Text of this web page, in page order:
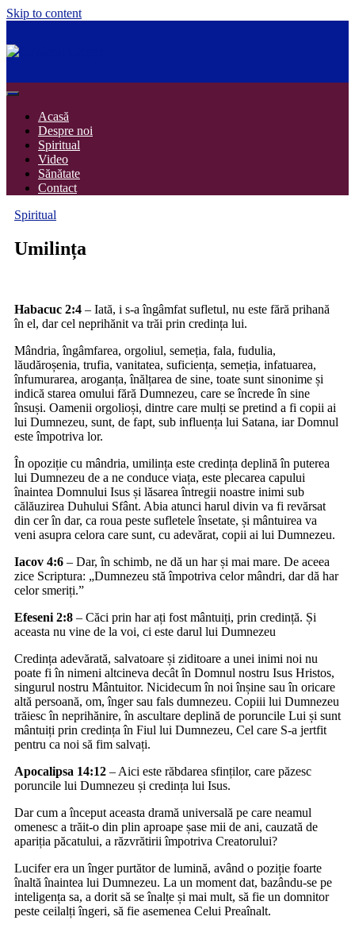
Skip to content
Acasă
Despre noi
Spiritual
Video
Sănătate
Contact
Spiritual
Umilința
Habacuc 2:4 – Iată, i s-a îngâmfat sufletul, nu este fără prihană
în el, dar cel neprihănit va trăi prin credința lui.
Mândria, îngâmfarea, orgoliul, semeția, fala, fudulia,
lăudăroșenia, trufia, vanitatea, suficiența, semeția, infatuarea,
înfumurarea, aroganța, înălțarea de sine, toate sunt sinonime și
indică starea omului fără Dumnezeu, care se încrede în sine
însuși. Oamenii orgolioși, dintre care mulți se pretind a fi copii ai
lui Dumnezeu, sunt, de fapt, sub influența lui Satana, iar Domnul
este împotriva lor.
În opoziție cu mândria, umilința este credința deplină în puterea
lui Dumnezeu de a ne conduce viața, este plecarea capului
înaintea Domnului Isus și lăsarea întregii noastre inimi sub
călăuzirea Duhului Sfânt. Abia atunci harul divin va fi revărsat
din cer în dar, ca roua peste sufletele însetate, și mântuirea va
veni asupra celora care sunt, cu adevărat, copii ai lui Dumnezeu.
Iacov 4:6 – Dar, în schimb, ne dă un har și mai mare. De aceea
zice Scriptura: „Dumnezeu stă împotriva celor mândri, dar dă har
celor smeriți.”
Efeseni 2:8 – Căci prin har ați fost mântuiți, prin credință. Și
aceasta nu vine de la voi, ci este darul lui Dumnezeu
Credința adevărată, salvatoare și ziditoare a unei inimi noi nu
poate fi în nimeni altcineva decât în Domnul nostru Isus Hristos,
singurul nostru Mântuitor. Nicidecum în noi înșine sau în oricare
altă persoană, om, înger sau fals dumnezeu. Copiii lui Dumnezeu
trăiesc în neprihănire, în ascultare deplină de poruncile Lui și sunt
mântuiți prin credința în Fiul lui Dumnezeu, Cel care S-a jertfit
pentru ca noi să fim salvați.
Apocalipsa 14:12 – Aici este răbdarea sfinților, care păzesc
poruncile lui Dumnezeu și credința lui Isus.
Dar cum a început aceasta dramă universală pe care neamul
omenesc a trăit-o din plin aproape șase mii de ani, cauzată de
apariția păcatului, a răzvrătirii împotriva Creatorului?
Lucifer era un înger purtător de lumină, având o poziție foarte
înaltă înaintea lui Dumnezeu. La un moment dat, bazându-se pe
inteligența sa, a dorit să se înalțe și mai mult, să fie un domnitor
peste ceilalți îngeri, să fie asemenea Celui Preaînalt.